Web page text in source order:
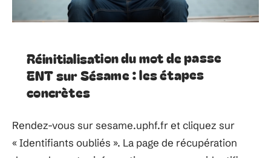
Réinitialisation du mot de passe
ENT sur Sésame : les étapes
concrètes
Rendez-vous sur sesame.uphf.fr et cliquez sur
« Identifiants oubliés ». La page de récupération